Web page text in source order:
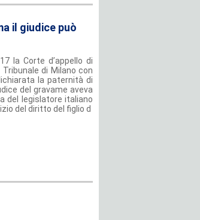
il giudice può
la Corte d’appello di
di Milano con
la paternità di
del gravame aveva
del legislatore italiano
del diritto del figlio d